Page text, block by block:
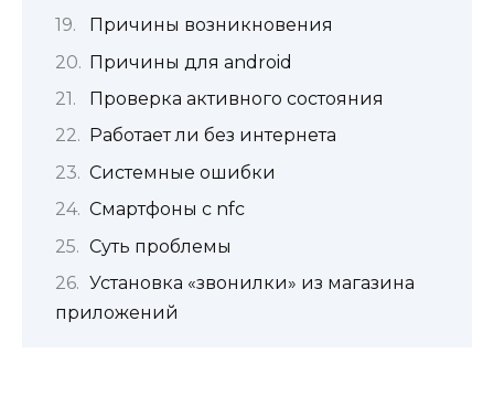
Причины возникновения
Причины для android
Проверка активного состояния
Работает ли без интернета
Системные ошибки
Смартфоны с nfc
Суть проблемы
Установка «звонилки» из магазина
приложений